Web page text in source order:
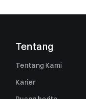
Tentang
Tentang Kami
Karier